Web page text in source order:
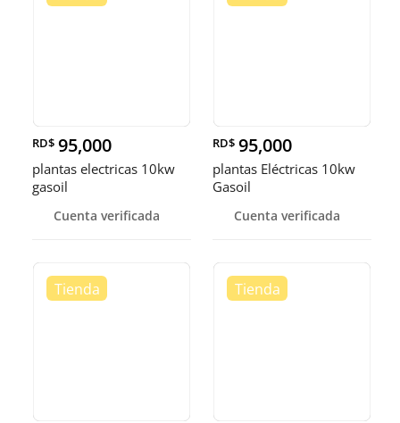
RD$ 95,000
plantas electricas 10kw
gasoil
Cuenta verificada
RD$ 95,000
plantas Eléctricas 10kw
Gasoil
Cuenta verificada